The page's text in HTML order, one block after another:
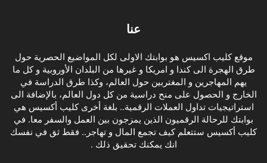
عنا
موقع كليب اكسيس هو بوابتك الاولى لكل المواضيع الحصرية حول
طرق الهجرة الى كندا و امريكا و غيرها من البلدان الأوروبية و كل ما
يهم المهاجرين و المغتربين حول العالم، وكذا طرق الدراسة في
الخارج و الحصول على منح دراسية من كل دول العالم، بالإضافة الى
استراتيجيات تداول العملات الرقمية.. بلغة أخرى كليب أكسيس هي
بوابتك للرحالة الرقميون الذين يمزجون بين العمل والسفر معا. في
كليب أكسيس ستتعلم كيف تجمع المال و تهاجر.. فقط ثق في نفسك
انك يمكنك تحقيق ذلك .